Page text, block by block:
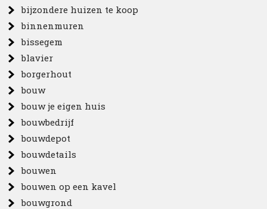
bijzondere huizen te koop
binnenmuren
bissegem
blavier
borgerhout
bouw
bouw je eigen huis
bouwbedrijf
bouwdepot
bouwdetails
bouwen
bouwen op een kavel
bouwgrond